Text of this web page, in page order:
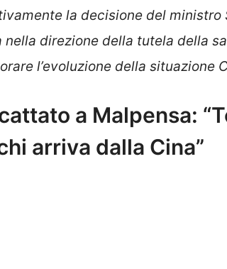
la decisione del ministro
nella direzione della tutela della
l’evoluzione della situazione
a Malpensa:
arriva dalla Cina”